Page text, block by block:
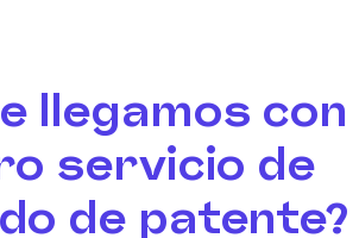
llegamos con
servicio de
de patente?